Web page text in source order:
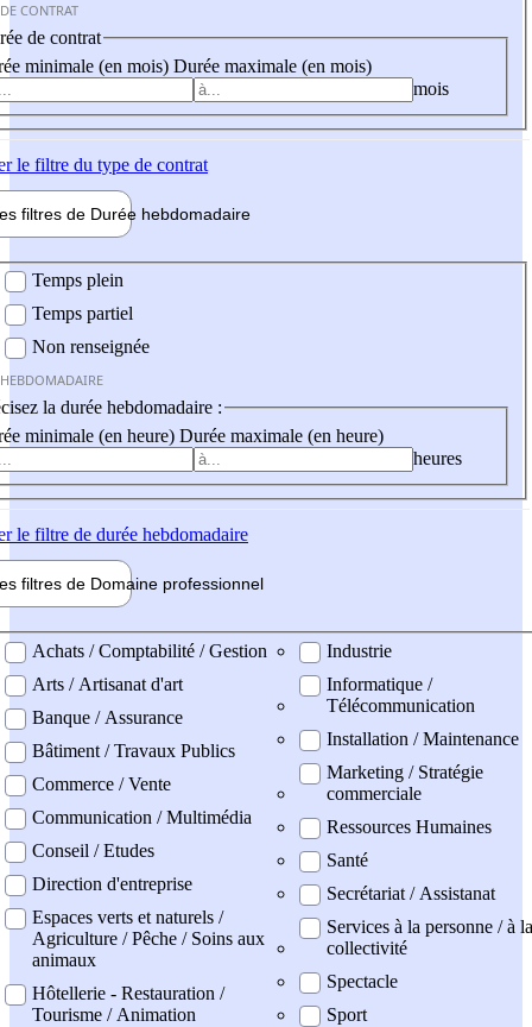
CONTRAT
de contrat
minimale (en mois) Durée maximale (en mois)
mois
le filtre du type de contrat
filtres de Durée hebdomadaire
Temps plein
Temps partiel
Non renseignée
la durée hebdomadaire :
minimale (en heure) Durée maximale (en heure)
heures
le filtre de durée hebdomadaire
filtres de Domaine professionnel
professionel
Achats / Comptabilité / Gestion
Arts / Artisanat d'art
Banque / Assurance
Bâtiment / Travaux Publics
Commerce / Vente
Communication / Multimédia
Conseil / Etudes
Direction d'entreprise
Espaces verts et naturels /
Agriculture / Pêche / Soins aux
animaux
Hôtellerie - Restauration /
Tourisme / Animation
Industrie
Informatique /
Télécommunication
Installation / Maintenance
Marketing / Stratégie
commerciale
Ressources Humaines
Santé
Secrétariat / Assistanat
Services à la personne / à la
collectivité
Spectacle
Sport